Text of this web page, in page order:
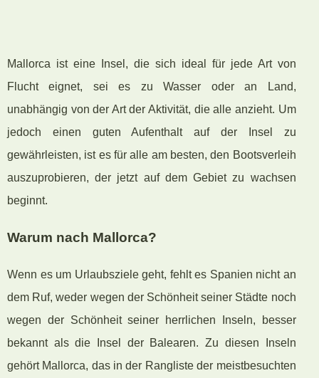
Mallorca ist eine Insel, die sich ideal für jede Art von
Flucht eignet, sei es zu Wasser oder an Land,
unabhängig von der Art der Aktivität, die alle anzieht. Um
jedoch einen guten Aufenthalt auf der Insel zu
gewährleisten, ist es für alle am besten, den Bootsverleih
auszuprobieren, der jetzt auf dem Gebiet zu wachsen
beginnt.
Warum nach Mallorca?
Wenn es um Urlaubsziele geht, fehlt es Spanien nicht an
dem Ruf, weder wegen der Schönheit seiner Städte noch
wegen der Schönheit seiner herrlichen Inseln, besser
bekannt als die Insel der Balearen. Zu diesen Inseln
gehört Mallorca, das in der Rangliste der meistbesuchten